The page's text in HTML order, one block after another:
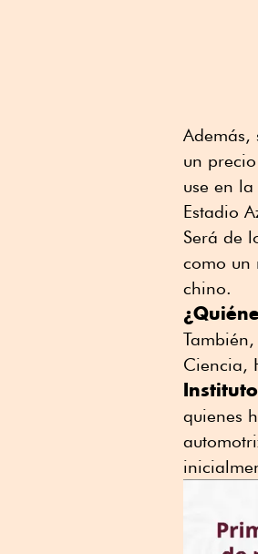
Además,
un
use en
Estadio
Será de
como un
chino.
Ciencia,
quienes